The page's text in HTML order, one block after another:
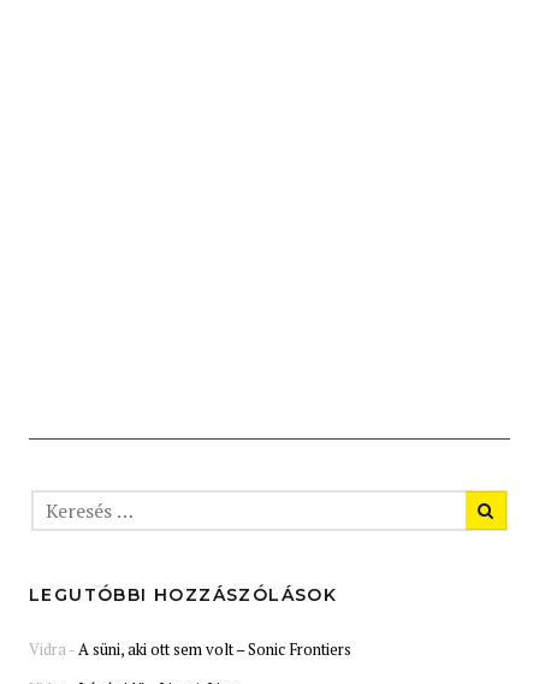
LEGUTÓBBI HOZZÁSZÓLÁSOK
Vidra-A süni, aki ott sem volt – Sonic Frontiers